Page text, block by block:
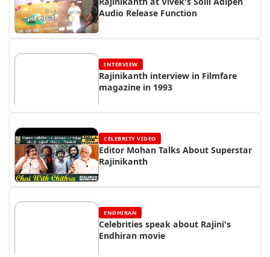
Audio Release Function
INTERVIEW
Rajinikanth interview in Filmfare
magazine in 1993
CELEBRITY VIDEO
Editor Mohan Talks About Superstar
Rajinikanth
ENDHIRAN
Celebrities speak about Rajini's
Endhiran movie